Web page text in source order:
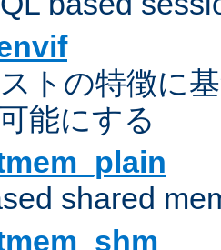
トの特徴に
能にする
shared